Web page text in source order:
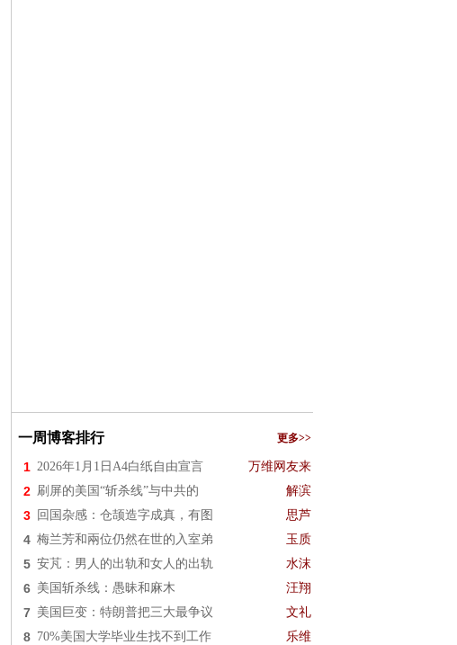
一周博客排行 更多>>
1 2026年1月1日A4白纸自由宣言 万维网友来
2 刷屏的美国“斩杀线”与中共的 解滨
3 回国杂感：仓颉造字成真，有图 思芦
4 梅兰芳和兩位仍然在世的入室弟 玉质
5 安芃：男人的出轨和女人的出轨 水沫
6 美国斩杀线：愚昧和麻木 汪翔
7 美国巨变：特朗普把三大最争议 文礼
8 70%美国大学毕业生找不到工作 乐维